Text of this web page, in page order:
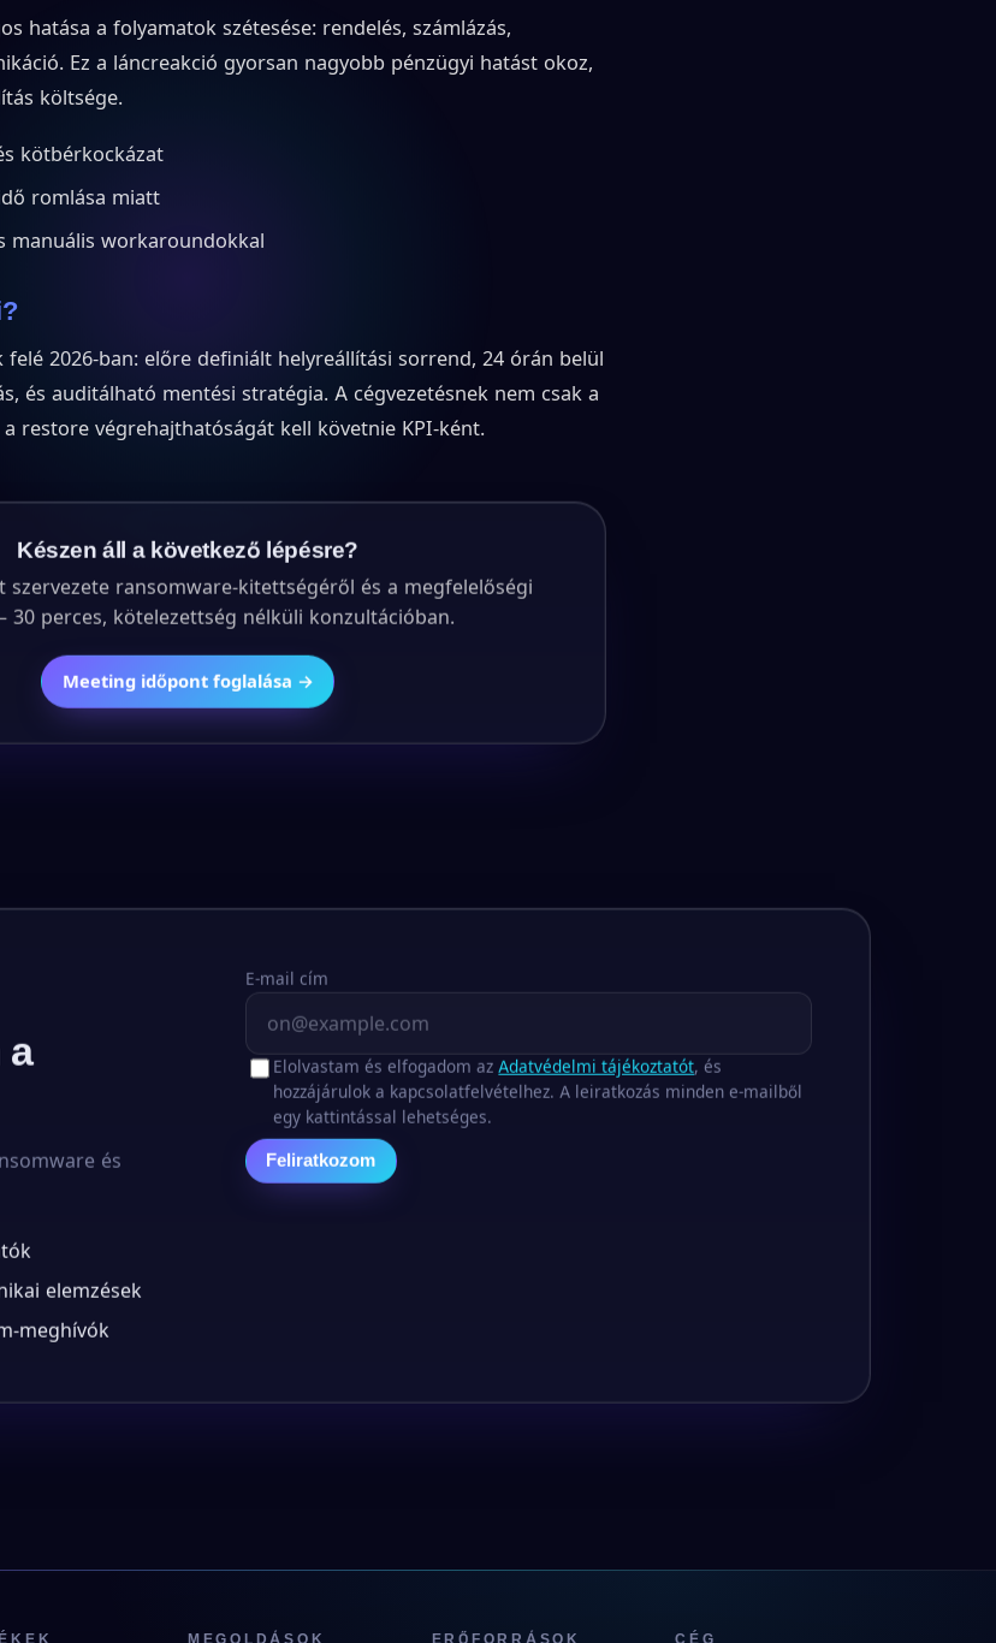
hatása a folyamatok szétesése: rendelés, számlázás,
Ez a láncreakció gyorsan nagyobb pénzügyi hatást okoz,
költsége.
kötbérkockázat
romlása miatt
manuális workaroundokkal
felé 2026-ban: előre definiált helyreállítási sorrend, 24 órán belül
és auditálható mentési stratégia. A cégvezetésnek nem csak a
restore végrehajthatóságát kell követnie KPI-ként.
Készen áll a következő lépésre?
szervezete ransomware-kitettségéről és a megfelelőségi
30 perces, kötelezettség nélküli konzultációban.
Meeting időpont foglalása →
a
és
elemzések
meghívók
E-mail cím
Elolvastam és elfogadom az Adatvédelmi tájékoztatót, és
hozzájárulok a kapcsolatfelvételhez. A leiratkozás minden e-mailből
egy kattintással lehetséges.
Feliratkozom